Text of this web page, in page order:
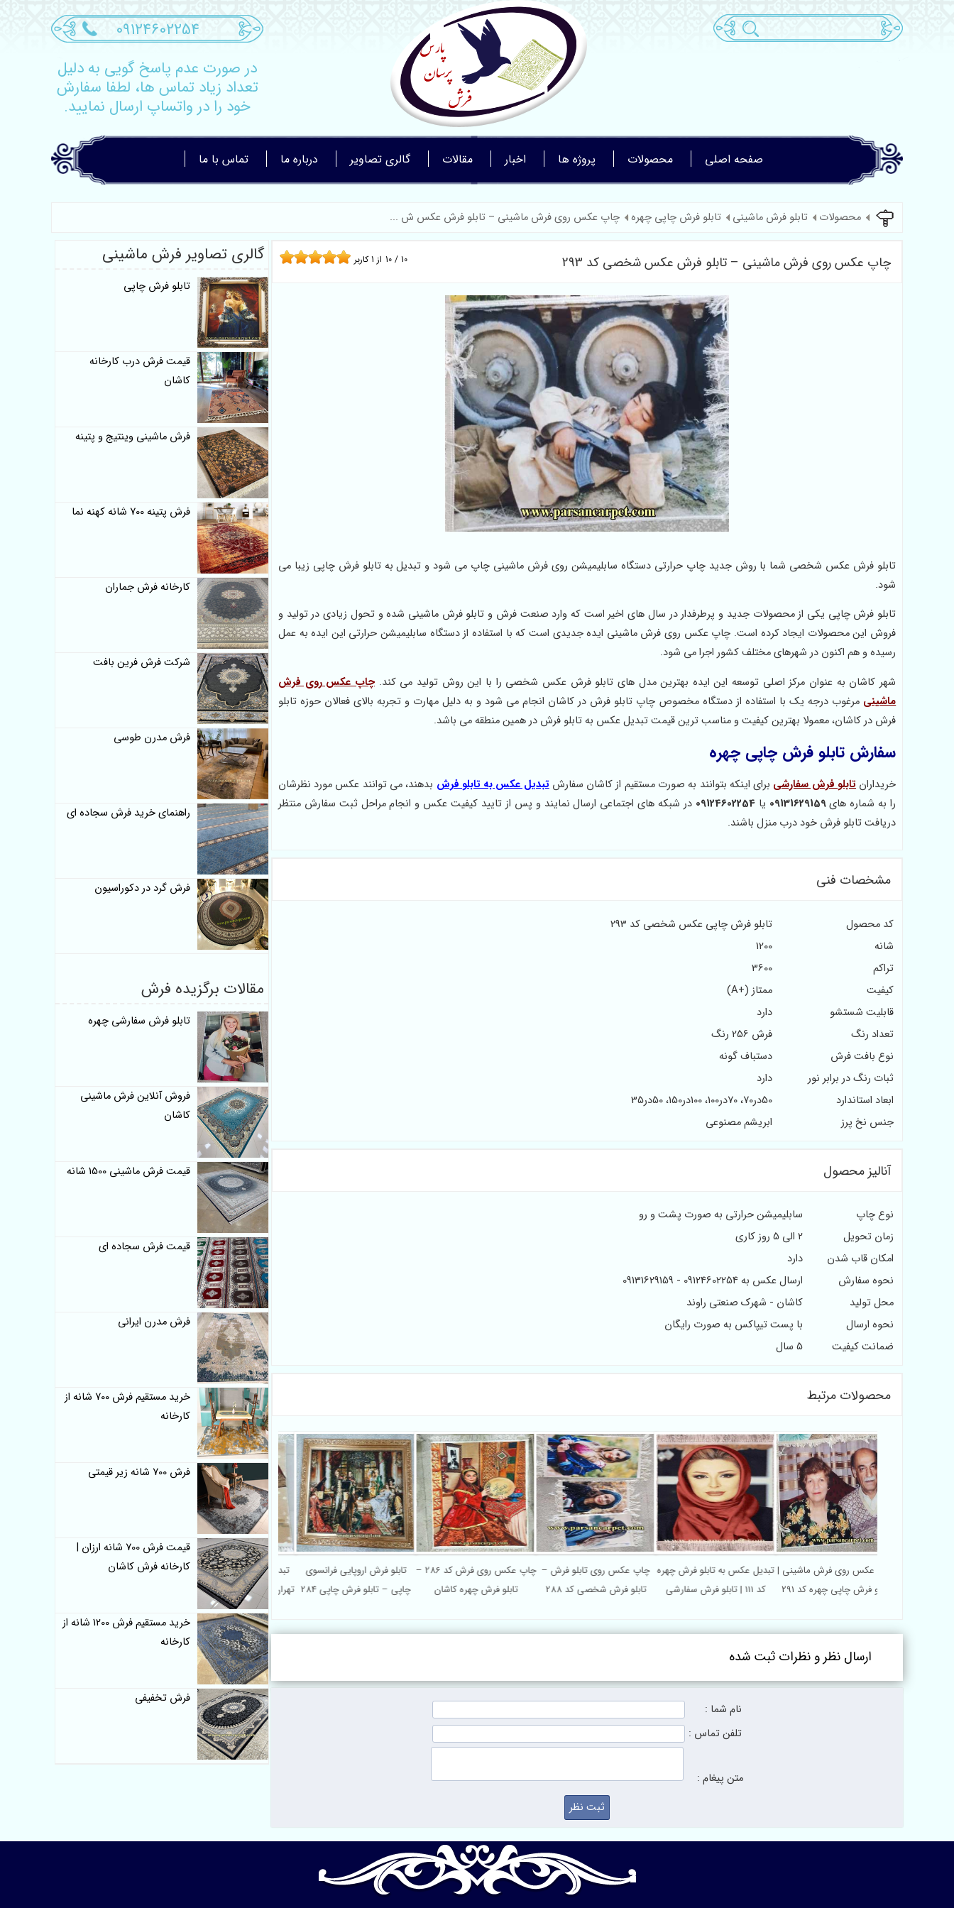
09124602254
در صورت عدم پاسخ گویی به دلیل
تعداد زیاد تماس ها، لطفا سفارش
خود را در واتساپ ارسال نمایید.
صفحه اصلی محصولات پروژه ها اخبار مقالات گالری تصاویر درباره ما تماس با ما
محصولات تابلو فرش ماشینی تابلو فرش چاپی چهره چاپ عکس روی فرش ماشینی – تابلو فرش عکس ش ...
چاپ عکس روی فرش ماشینی – تابلو فرش عکس شخصی کد 293 10 / 10 از 1کاربر
تابلو فرش عکس شخصی شما با روش جدید چاپ حرارتی دستگاه سابلیمیشن روی فرش ماشینی چاپ می شود و تبدیل به تابلو فرش چاپی زیبا می
شود.
تابلو فرش چاپی یکی از محصولات جدید و پرطرفدار در سال های اخیر است که وارد صنعت فرش و تابلو فرش ماشینی شده و تحول زیادی در تولید و
فروش این محصولات ایجاد کرده است. چاپ عکس روی فرش ماشینی ایده جدیدی است که با استفاده از دستگاه سابلیمیشن حرارتی این ایده به عمل
رسیده و هم اکنون در شهرهای مختلف کشور اجرا می شود.
شهر کاشان به عنوان مرکز اصلی توسعه این ایده بهترین مدل های تابلو فرش عکس شخصی را با این روش تولید می کند.چاپ عکس روی فرش
ماشینی مرغوب درجه یک با استفاده از دستگاه مخصوص چاپ تابلو فرش در کاشان انجام می شود و به دلیل مهارت و تجربه بالای فعالان حوزه تابلو
فرش در کاشان، معمولا بهترین کیفیت و مناسب ترین قیمت تبدیل عکس به تابلو فرش در همین منطقه می باشد.
سفارش تابلو فرش چاپی چهره
خریدارانتابلو فرش سفارشی برای اینکه بتوانند به صورت مستقیم از کاشان سفارشتبدیل عکس به تابلو فرش بدهند، می توانند عکس مورد نظرشان
را به شماره های09131629159 یا09124602254 در شبکه های اجتماعی ارسال نمایند و پس از تایید کیفیت عکس و انجام مراحل ثبت سفارش منتظر
دریافت تابلو فرش خود درب منزل باشند.
مشخصات فنی
کد محصول
تابلو فرش چاپی عکس شخصی کد 293
شانه
1200
تراکم
3600
کیفیت
ممتاز (+A)
قابلیت شستشو
دارد
تعداد رنگ
فرش 256 رنگ
نوع بافت فرش
دستباف گونه
ثبات رنگ در برابر نور
دارد
ابعاد استاندارد
50در70، 70در100، 100در150، 50در35
جنس نخ پرز
ابریشم مصنوعی
آنالیز محصول
نوع چاپ
سابلیمیشن حرارتی به صورت پشت و رو
زمان تحویل
2 الی 5 روز کاری
امکان قاب شدن
دارد
نحوه سفارش
ارسال عکس به 09124602254 - 09131629159
محل تولید
کاشان - شهرک صنعتی راوند
نحوه ارسال
با پست تیپاکس به صورت رایگان
ضمانت کیفیت
5 سال
محصولات مرتبط
تبدیل عکس به تابلو فرش در
تهران – تابلو فرش چهره کاشان
تابلو فرش اروپایی فرانسوی
چاپی – تابلو فرش چاپی 284
چاپ عکس روی فرش کد 286 –
تابلو فرش چهره کاشان
چاپ عکس روی تابلو فرش –
تابلو فرش شخصی کد 288
تبدیل عکس به تابلو فرش چهره
کد 111 | تابلو فرش سفارشی
چاپ عکس روی فرش ماشینی |
تابلو فرش چاپی چهره کد 291
ارسال نظر و نظرات ثبت شده
نام شما :
تلفن تماس :
متن پیغام :
گالری تصاویر فرش ماشینی
تابلو فرش چاپی
قیمت فرش درب کارخانه
کاشان
فرش ماشینی وینتیج و پتینه
فرش پتینه 700 شانه کهنه نما
کارخانه فرش جماران
شرکت فرش فرین بافت
فرش مدرن طوسی
راهنمای خرید فرش سجاده ای
فرش گرد در دکوراسیون
مقالات برگزیده فرش
تابلو فرش سفارشی چهره
فروش آنلاین فرش ماشینی
کاشان
قیمت فرش ماشینی 1500 شانه
قیمت فرش سجاده ای
فرش مدرن ایرانی
خرید مستقیم فرش 700 شانه از
کارخانه
فرش 700 شانه زیر قیمتی
قیمت فرش 700 شانه ارزان |
کارخانه فرش کاشان
خرید مستقیم فرش 1200 شانه از
کارخانه
فرش تخفیفی